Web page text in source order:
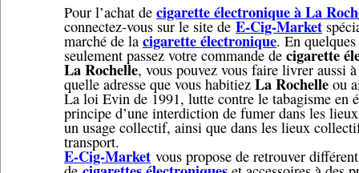
Pour l’achat de cigarette électronique à La
connectez-vous sur le site de E-Cig-Market
marché de la cigarette électronique. En
seulement passez votre commande de cigarette
La Rochelle, vous pouvez vous faire livrer aussi
quelle adresse que vous habitiez La Rochelle ou
La loi Evin de 1991, lutte contre le tabagisme en
principe d’une interdiction de fumer dans les
un usage collectif, ainsi que dans les lieux
transport.
E-Cig-Market vous propose de retrouver